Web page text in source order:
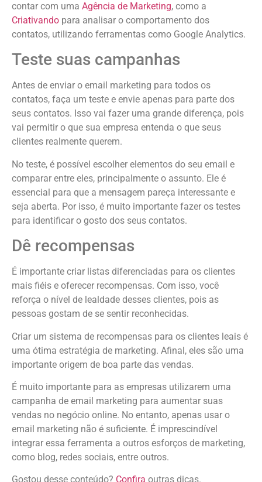
contar com uma Agência de Marketing, como a
Criativando para analisar o comportamento dos
contatos, utilizando ferramentas como Google Analytics.
Teste suas campanhas
Antes de enviar o email marketing para todos os
contatos, faça um teste e envie apenas para parte dos
seus contatos. Isso vai fazer uma grande diferença, pois
vai permitir o que sua empresa entenda o que seus
clientes realmente querem.
No teste, é possível escolher elementos do seu email e
comparar entre eles, principalmente o assunto. Ele é
essencial para que a mensagem pareça interessante e
seja aberta. Por isso, é muito importante fazer os testes
para identificar o gosto dos seus contatos.
Dê recompensas
É importante criar listas diferenciadas para os clientes
mais fiéis e oferecer recompensas. Com isso, você
reforça o nível de lealdade desses clientes, pois as
pessoas gostam de se sentir reconhecidas.
Criar um sistema de recompensas para os clientes leais é
uma ótima estratégia de marketing. Afinal, eles são uma
importante origem de boa parte das vendas.
É muito importante para as empresas utilizarem uma
campanha de email marketing para aumentar suas
vendas no negócio online. No entanto, apenas usar o
email marketing não é suficiente. É imprescindível
integrar essa ferramenta a outros esforços de marketing,
como blog, redes sociais, entre outros.
Gostou desse conteúdo? Confira outras dicas.